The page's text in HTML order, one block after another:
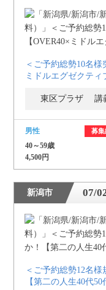
＜ご予約総勢10名
ミドルエグゼクティ
東区プラザ 講
男性 募集
40～59歳
4,500円
新潟市 07/
＜ご予約総勢12名様
【第二の人生40代